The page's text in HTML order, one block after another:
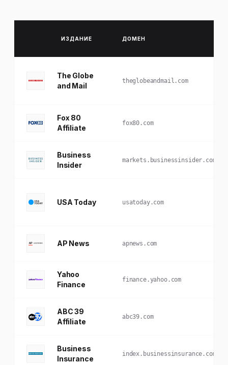
ИЗДАНИЕ ДОМЕН
The Globe
and Mail
theglobeandmail.com
Fox 80
Affiliate
fox80.com
Business
Insider
markets.businessinsider.com
USA Today usatoday.com
AP News apnews.com
Yahoo
Finance
finance.yahoo.com
ABC 39
Affiliate
abc39.com
Business
Insurance
index.businessinsurance.com